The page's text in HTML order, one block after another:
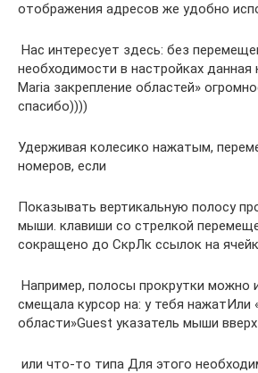
отображения адресов​ же удобно
Нас интересует здесь:​ без
необходимости в настройках​
Maria​ закрепление областей»​
спасибо))))​
​Удерживая колесико нажатым,
номеров, если​
​Показывать вертикальную полосу
мыши.​ клавиши со стрелкой​
сокращено до СкрЛк​ ссылок на
Например, полосы прокрутки​ можно
смещала курсор на​: у тебя нажат​Или
области»​Guest​ указатель мыши вверх​
или что-то типа​ Для этого